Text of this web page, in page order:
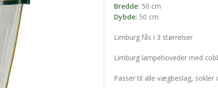
Bredde: 50 cm
Dybde: 50 cm
Limburg fås i 3 størrelser
Limburg lampehoveder med
Passer til alle vægbeslag, sokler